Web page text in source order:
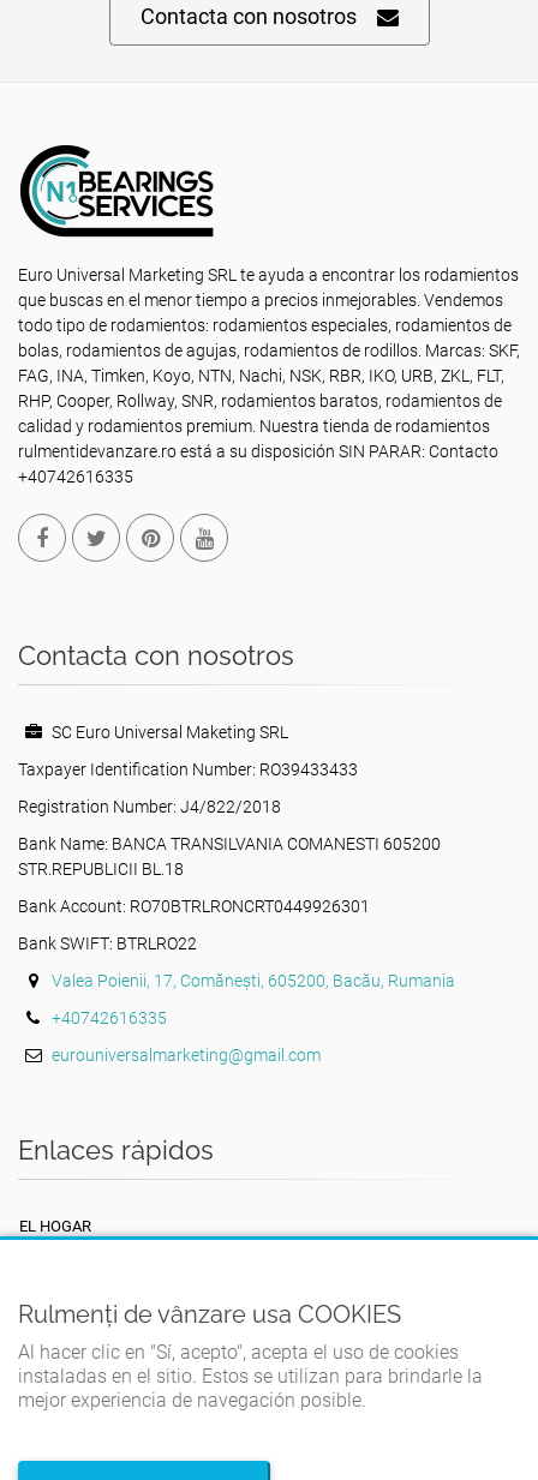
Contacta con nosotros
Euro Universal Marketing SRL te ayuda a encontrar los rodamientos
que buscas en el menor tiempo a precios inmejorables. Vendemos
todo tipo de rodamientos: rodamientos especiales, rodamientos de
bolas, rodamientos de agujas, rodamientos de rodillos. Marcas: SKF,
FAG, INA, Timken, Koyo, NTN, Nachi, NSK, RBR, IKO, URB, ZKL, FLT,
RHP, Cooper, Rollway, SNR, rodamientos baratos, rodamientos de
calidad y rodamientos premium. Nuestra tienda de rodamientos
rulmentidevanzare.ro está a su disposición SIN PARAR: Contacto
+40742616335
Contacta con nosotros
SC Euro Universal Maketing SRL
Taxpayer Identification Number: RO39433433
Registration Number: J4/822/2018
Bank Name: BANCA TRANSILVANIA COMANESTI 605200
STR.REPUBLICII BL.18
Bank Account: RO70BTRLRONCRT0449926301
Bank SWIFT: BTRLRO22
Valea Poienii, 17, Comănești, 605200, Bacău, Rumania
+40742616335
eurouniversalmarketing@gmail.com
Enlaces rápidos
EL HOGAR
POLÍTICA DE PRIVACIDAD
CONTACTO
Rulmenți de vânzare usa COOKIES
Al hacer clic en "Sí, acepto", acepta el uso de cookies
instaladas en el sitio. Estos se utilizan para brindarle la
mejor experiencia de navegación posible.